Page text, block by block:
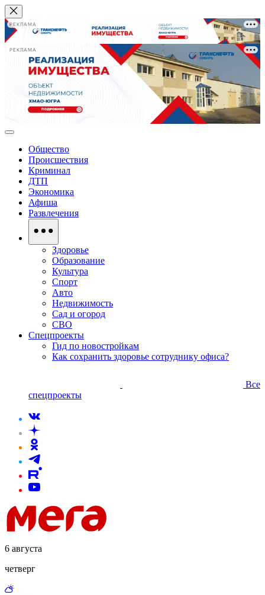
РЕКЛАМА
РЕКЛАМА
Общество
Происшествия
Криминал
ДТП
Экономика
Афиша
Развлечения
Здоровье
Образование
Культура
Спорт
Авто
Недвижимость
Сад и огород
СВО
Спецпроекты
Гид по новостройкам
Как сохранить здоровье сотруднику офиса?
Все
спецпроекты
6 августа
четверг